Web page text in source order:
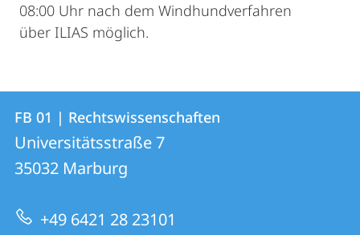
08:00 Uhr nach dem Windhundverfahren
über ILIAS möglich.
Kontakt
und
Informationen
zur
Kontaktinformationen
FB
01
|
Rechtswissenschaften
FB 01 | Rechtswissenschaften
Universitätsstraße 7
35032 Marburg
+49 6421 28 23101